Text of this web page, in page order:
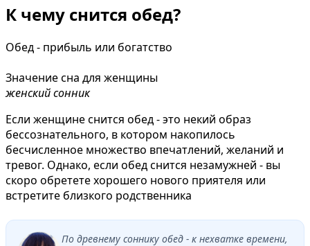
К чему снится обед?
Обед - прибыль или богатство
Значение сна для женщины
женский сонник
Если женщине снится обед - это некий образ
бессознательного, в котором накопилось
бесчисленное множество впечатлений, желаний и
тревог. Однако, если обед снится незамужней - вы
скоро обретете хорошего нового приятеля или
встретите близкого родственника
По древнему соннику обед - к нехватке времени,